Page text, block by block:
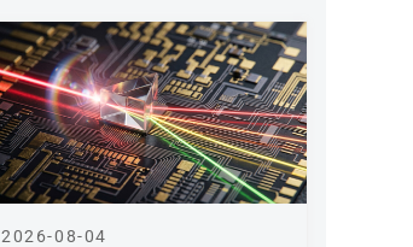
2026-08-04